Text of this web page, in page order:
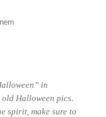
in
Halloween pics.
spirit, make sure to